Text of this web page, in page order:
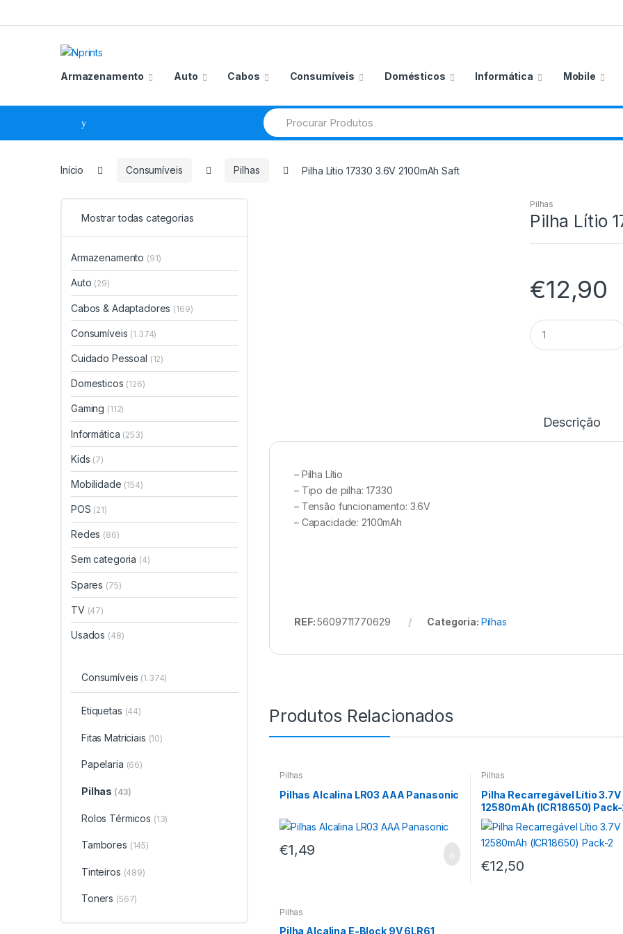
para
para
Armazenamento Auto Cabos Consumíveis Domésticos Informática Mobile
Procurar
por:
Início Consumíveis Pilhas Pilha Lítio 17330 3.6V 2100mAh Saft
Pilhas
Pilha Lítio
€12,90
Pilha
Lítio
17330
Descrição
– Pilha Lítio
– Tipo de pilha: 17330
– Tensão funcionamento: 3.6V
– Capacidade: 2100mAh
REF:5609711770629 Categoria: Pilhas
Produtos Relacionados
Pilhas
Pilhas Alcalina LR03 AAA Panasonic
€1,49
Pilhas
Pilha Recarregável Lítio 3.7V
12580mAh (ICR18650)
€12,50
Pilhas
Pilha Alcalina E-Block 9V 6LR61
Mostrar todas categorias
Armazenamento (91)
Auto (29)
Cabos & Adaptadores (169)
Consumíveis (1.374)
Cuidado Pessoal (12)
Domesticos (126)
Gaming (112)
Informática (253)
Kids (7)
Mobilidade (154)
POS (21)
Redes (86)
Sem categoria (4)
Spares (75)
TV (47)
Usados (48)
Consumíveis (1.374)
Etiquetas (44)
Fitas Matriciais (10)
Papelaria (66)
Pilhas (43)
Rolos Térmicos (13)
Tambores (145)
Tinteiros (489)
Toners (567)